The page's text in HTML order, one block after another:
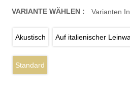
VARIANTE WÄHLEN : Varianten
Akustisch Auf italienischer
Standard